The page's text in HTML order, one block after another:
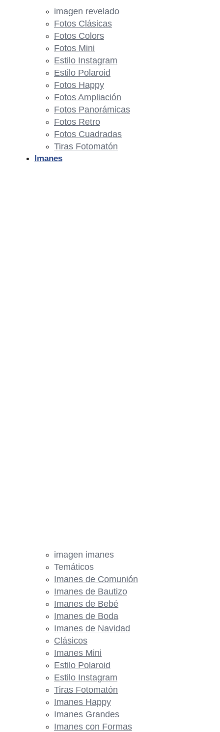
imagen revelado
Fotos Clásicas
Fotos Colors
Fotos Mini
Estilo Instagram
Estilo Polaroid
Fotos Happy
Fotos Ampliación
Fotos Panorámicas
Fotos Retro
Fotos Cuadradas
Tiras Fotomatón
Imanes
imagen imanes
Temáticos
Imanes de Comunión
Imanes de Bautizo
Imanes de Bebé
Imanes de Boda
Imanes de Navidad
Clásicos
Imanes Mini
Estilo Polaroid
Estilo Instagram
Tiras Fotomatón
Imanes Happy
Imanes Grandes
Imanes con Formas